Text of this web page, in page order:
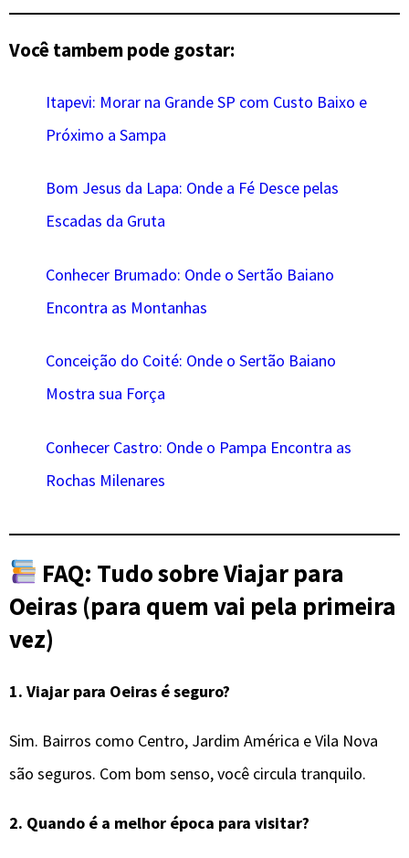
Você tambem pode gostar:
Itapevi: Morar na Grande SP com Custo Baixo e
Próximo a Sampa
Bom Jesus da Lapa: Onde a Fé Desce pelas
Escadas da Gruta
Conhecer Brumado: Onde o Sertão Baiano
Encontra as Montanhas
Conceição do Coité: Onde o Sertão Baiano
Mostra sua Força
Conhecer Castro: Onde o Pampa Encontra as
Rochas Milenares
FAQ: Tudo sobre Viajar para
Oeiras (para quem vai pela primeira
vez)
1. Viajar para Oeiras é seguro?
Sim. Bairros como Centro, Jardim América e Vila Nova
são seguros. Com bom senso, você circula tranquilo.
2. Quando é a melhor época para visitar?